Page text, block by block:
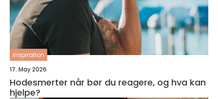
inspiration
17. May 2026
Hodesmerter når bør du reagere, og hva kan
hjelpe?